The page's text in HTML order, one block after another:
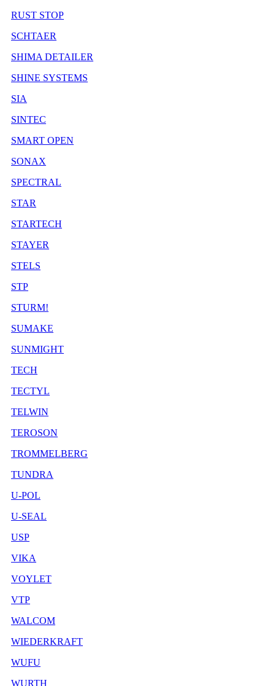
RUST STOP
SCHTAER
SHIMA DETAILER
SHINE SYSTEMS
SIA
SINTEC
SMART OPEN
SONAX
SPECTRAL
STAR
STARTECH
STAYER
STELS
STP
STURM!
SUMAKE
SUNMIGHT
TECH
TECTYL
TELWIN
TEROSON
TROMMELBERG
TUNDRA
U-POL
U-SEAL
USP
VIKA
VOYLET
VTP
WALCOM
WIEDERKRAFT
WUFU
WURTH